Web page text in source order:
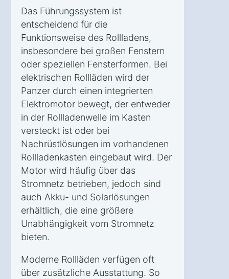
Das Führungssystem ist
entscheidend für die
Funktionsweise des Rollladens,
insbesondere bei großen Fenstern
oder speziellen Fensterformen. Bei
elektrischen Rollläden wird der
Panzer durch einen integrierten
Elektromotor bewegt, der entweder
in der Rollladenwelle im Kasten
versteckt ist oder bei
Nachrüstlösungen im vorhandenen
Rollladenkasten eingebaut wird. Der
Motor wird häufig über das
Stromnetz betrieben, jedoch sind
auch Akku- und Solarlösungen
erhältlich, die eine größere
Unabhängigkeit vom Stromnetz
bieten.
Moderne Rollläden verfügen oft
über zusätzliche Ausstattung. So